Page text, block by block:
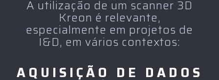
A utilização de um scanner 3D
Kreon é relevante,
especialmente em projetos de
I&D, em vários contextos:
AQUISIÇÃO DE DADOS